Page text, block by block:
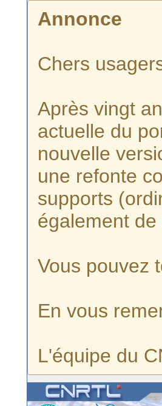
Annonce
Chers
Après vingt
actuelle du
nouvelle
une refonte
supports
également
Vous pouvez
En vous
L'équipe du